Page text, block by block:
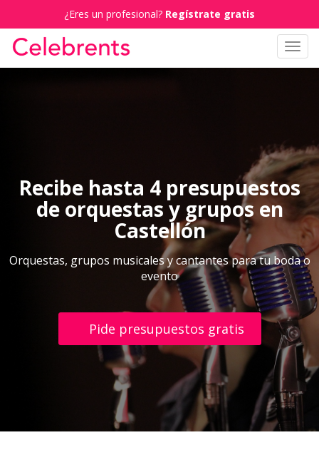
¿Eres un profesional? Regístrate gratis
Recibe hasta 4 presupuestos
de orquestas y grupos en
Castellón
Orquestas, grupos musicales y cantantes para tu boda o
evento
Pide presupuestos gratis